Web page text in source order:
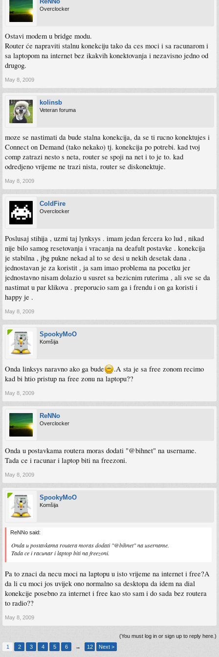
Overclocker
Ostavi modem u bridge modu.
Router će napraviti stalnu konekciju tako da ces moci i sa racunarom i
sa laptopom na internet bez ikakvih konektovanja i nezavisno jedno od
drugog.
May 8, 2009
kolinsb
Veteran foruma
moze se nastimati da bude stalna konekcija, da se ti rucno konektujes i
Connect on Demand (tako nekako) tj. konekcija po potrebi. kad tvoj
comp zatrazi nesto s neta, router se spoji na net i to je to. kad
odredjeno vrijeme ne trazi nista, router se diskonektuje.
May 8, 2009
ColdFire
Overclocker
Poslusaj stihija , uzmi taj lynksys . imam jedan fercera ko lud , nikad
nije bilo samog resetovanja i vracanja na deafult postavke . konekcija
je stabilna , jbg pukne nekad al to se desi u nekih desetak dana .
jednostavan je za koristit , ja sam imao problema na pocetku jer
jednostavno nisam dolazio u susret sa bezicnim ruterima , ali sve se da
nastimat u par klikova . preporucio sam ga i frendu i on ga koristi i
happy je .
May 8, 2009
SpookyMoO
Komšija
Onda linksys naravno ako ga bude
.A sta je sa free zonom recimo
kad bi htio pristup na free zonu na laptopu??
May 8, 2009
ReNNo
Overclocker
Onda u postavkama routera moras dodati "@bihnet" na username.
Tada ce i racunar i laptop biti na freezoni.
May 8, 2009
SpookyMoO
Komšija
ReNNo said:
Onda u postavkama routera moras dodati "@bihnet" na username.
Tada ce i racunar i laptop biti na freezoni.
Pa to znaci da necu moci na laptopu u isto vrijeme na internet i free?A
da li cu moci jos uvijek ono normalno sa desktopa da idem na dial
konekcije posebno za internet i free kao sto sam i do sada bez routera
to radio??
May 8, 2009
(You must log in or sign up to reply here.)
1
2 3 4 5 6 → 12 Next >